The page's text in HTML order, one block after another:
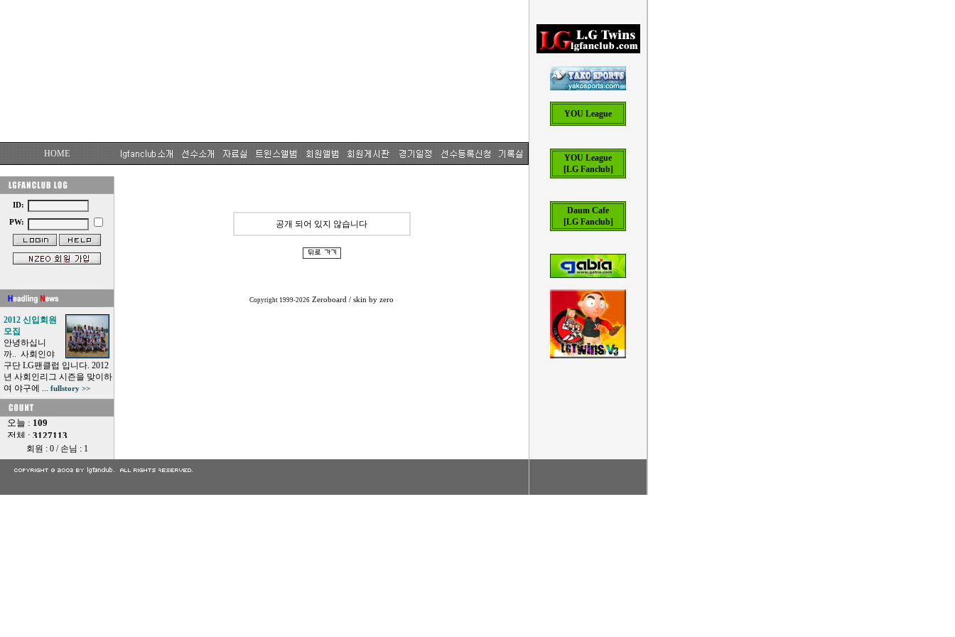
YOU League
YOU League
[LG Fanclub]
Daum Cafe
[LG Fanclub]
HOME
ID:
PW:
2012 신입회원
모집
안녕하십니
까.. 사회인야
구단 LG팬클럽 입니다. 2012
년 사회인리그 시즌을 맞이하
여 야구에 ... fullstory >>
회원 : 0 / 손님 : 1
공개 되어 있지 않습니다
Copyright 1999-2026 Zeroboard / skin by zero